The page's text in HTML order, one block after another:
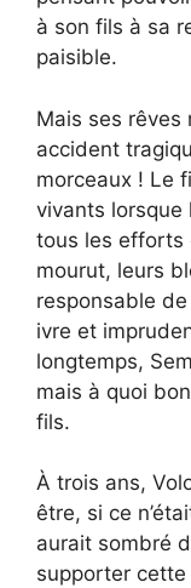
à son fils à sa
paisible.
Mais ses rêves
accident
morceaux ! Le
vivants lorsque
tous les efforts
mourut, leurs
responsable
ivre et
longtemps,
mais à quoi
fils.
À trois ans,
être, si ce
aurait sombré
supporter